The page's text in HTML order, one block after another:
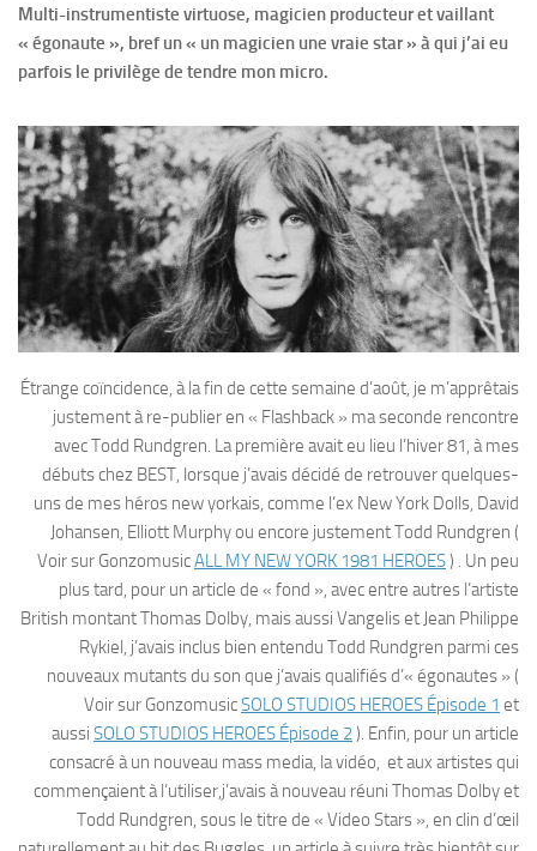
Multi-instrumentiste virtuose, magicien producteur et vaillant
« égonaute », bref un « un magicien une vraie star » à qui j’ai eu
parfois le privilège de tendre mon micro.
Étrange coïncidence, à la fin de cette semaine d’août, je m’apprêtais
justement à re-publier en « Flashback » ma seconde rencontre
avec Todd Rundgren. La première avait eu lieu l’hiver 81, à mes
débuts chez BEST, lorsque j’avais décidé de retrouver quelques-
uns de mes héros new yorkais, comme l’ex New York Dolls, David
Johansen, Elliott Murphy ou encore justement Todd Rundgren (
Voir sur GonzomusicALL MY NEW YORK 1981 HEROES ) . Un peu
plus tard, pour un article de « fond », avec entre autres l’artiste
British montant Thomas Dolby, mais aussi Vangelis et Jean Philippe
Rykiel, j’avais inclus bien entendu Todd Rundgren parmi ces
nouveaux mutants du son que j’avais qualifiés d’« égonautes » (
Voir sur GonzomusicSOLO STUDIOS HEROES Épisode 1 et
aussi SOLO STUDIOS HEROES Épisode 2 ). Enfin, pour un article
consacré à un nouveau mass media, la vidéo, et aux artistes qui
commençaient à l’utiliser,j’avais à nouveau réuni Thomas Dolby et
Todd Rundgren, sous le titre de « Video Stars », en clin d’œil